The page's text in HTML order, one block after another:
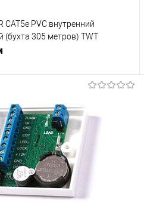
CAT5е PVC внутренний
(бухта 305 метров) TWT
Сравнение
В наличии